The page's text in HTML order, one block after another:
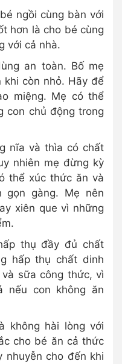
ngồi cùng bàn với
hơn là cho bé cùng
với cả nhà.
an toàn. Bố mẹ
khi còn nhỏ. Hãy để
miệng. Mẹ có thể
con chủ động trong
nĩa và thìa có chất
nhiên mẹ đừng kỳ
thể xúc thức ăn và
gọn gàng. Mẹ nên
xiên que vì những
thụ đầy đủ chất
hấp thụ chất dinh
sữa công thức, vì
nếu con không ăn
không hài lòng với
cho bé ăn cả thức
nhuyễn cho đến khi